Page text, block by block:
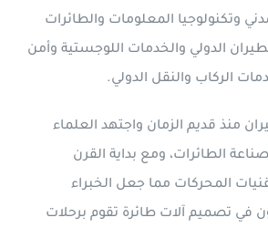
وتكنولوجيا المعلومات والطائرات
الدولي والخدمات اللوجستية وأمن
الركاب والنقل الدولي.
منذ قديم الزمان واجتهد العلماء
الطائرات، ومع بداية القرن
المحركات مما جعل الخبراء
في تصميم آلات طائرة تقوم برحلات